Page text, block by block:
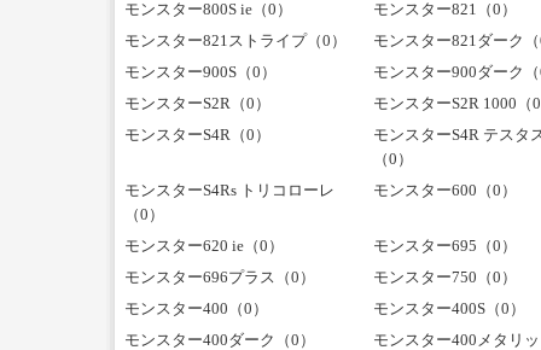
モンスター800S ie（0）
モンスター821（0）
モンスター821ストライプ（0）
モンスター821ダーク
モンスター900S（0）
モンスター900ダーク
モンスターS2R（0）
モンスターS2R 1000（
モンスターS4R（0）
モンスターS4R テスタ
（0）
モンスターS4Rs トリコローレ
（0）
モンスター600（0）
モンスター620 ie（0）
モンスター695（0）
モンスター696プラス（0）
モンスター750（0）
モンスター400（0）
モンスター400S（0）
モンスター400ダーク（0）
モンスター400メタリ